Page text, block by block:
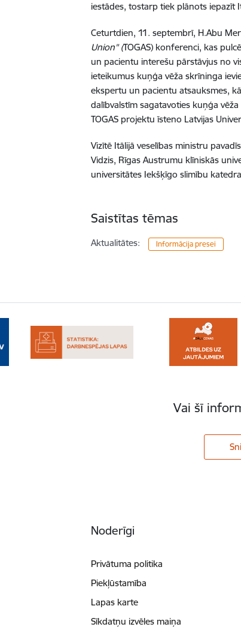
iestādes, tostarp tiek plānots iepazīt
Ceturtdien, 11. septembrī, H.Abu
Union" (TOGAS) konferenci, kas
un pacientu interešu pārstāvjus no
ieteikumus kuņģa vēža skrīninga
ekspertu un pacientu atsauksmes,
dalībvalstīm sagatavoties kuņģa
TOGAS projektu īsteno Latvijas
Vizītē Itālijā veselības ministru
Vidzis, Rīgas Austrumu klīniskās
universitātes Iekšķīgo slimību
Saistītas tēmas
Aktualitātes: Informācija presei
Vai šī
Noderīgi
Privātuma politika
Piekļūstamība
Lapas karte
Sīkdatņu izvēles maiņa